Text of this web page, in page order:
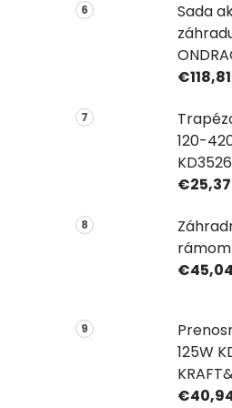
Sada
€118,81
120-
€25,37
rámom
€45,04
125W